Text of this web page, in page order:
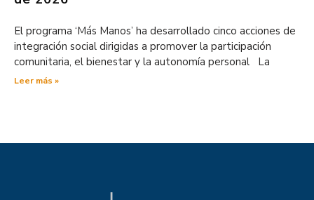
El programa ‘Más Manos’ ha desarrollado cinco acciones de
integración social dirigidas a promover la participación
comunitaria, el bienestar y la autonomía personal La
Leer más »